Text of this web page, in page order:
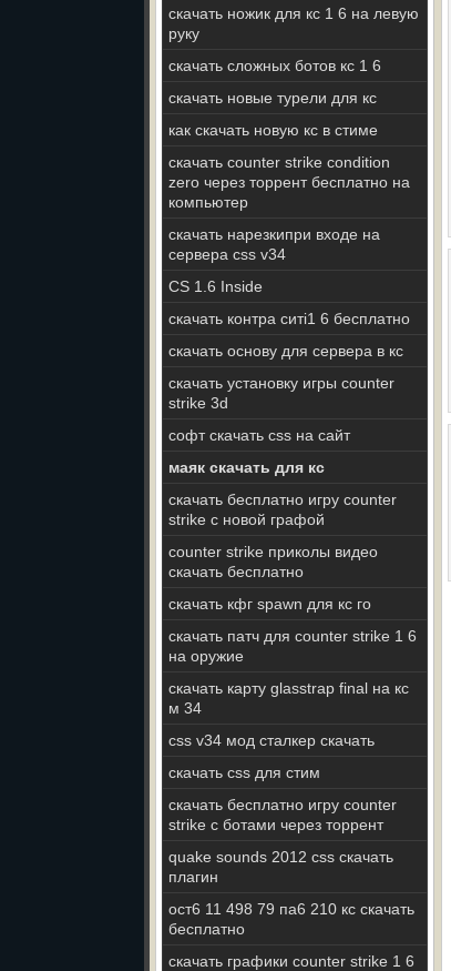
скачать ножик для кс 1 6 на левую
руку
скачать сложных ботов кс 1 6
скачать новые турели для кс
как скачать новую кс в стиме
скачать counter strike condition
zero через торрент бесплатно на
компьютер
скачать нарезкипри входе на
сервера css v34
CS 1.6 Inside
скачать контра ситі1 6 бесплатно
скачать основу для сервера в кс
скачать установку игры counter
strike 3d
софт скачать css на сайт
маяк скачать для кс
скачать бесплатно игру counter
strike с новой графой
counter strike приколы видео
скачать бесплатно
скачать кфг spawn для кс го
скачать патч для counter strike 1 6
на оружие
скачать карту glasstrap final на кс
м 34
css v34 мод сталкер скачать
скачать css для стим
скачать бесплатно игру counter
strike с ботами через торрент
quake sounds 2012 css скачать
плагин
ост6 11 498 79 па6 210 кс скачать
бесплатно
скачать графики counter strike 1 6